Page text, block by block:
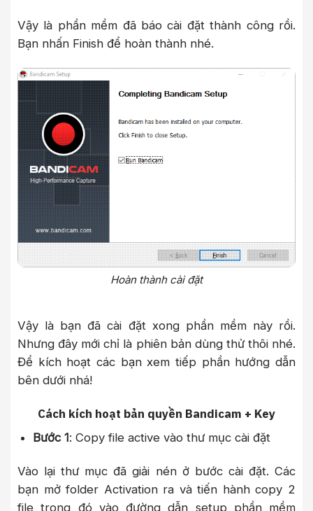
Vậy là phần mềm đã báo cài đặt thành công rồi.
Bạn nhấn Finish để hoàn thành nhé.
Hoàn thành cài đặt
Vậy là bạn đã cài đặt xong phần mềm này rồi.
Nhưng đây mới chỉ là phiên bản dùng thử thôi nhé.
Để kích hoạt các bạn xem tiếp phần hướng dẫn
bên dưới nhá!
Cách kích hoạt bản quyền Bandicam + Key
Bước 1: Copy file active vào thư mục cài đặt
Vào lại thư mục đã giải nén ở bước cài đặt. Các
bạn mở folder Activation ra và tiến hành copy 2
file trong đó vào đường dẫn setup phần mềm